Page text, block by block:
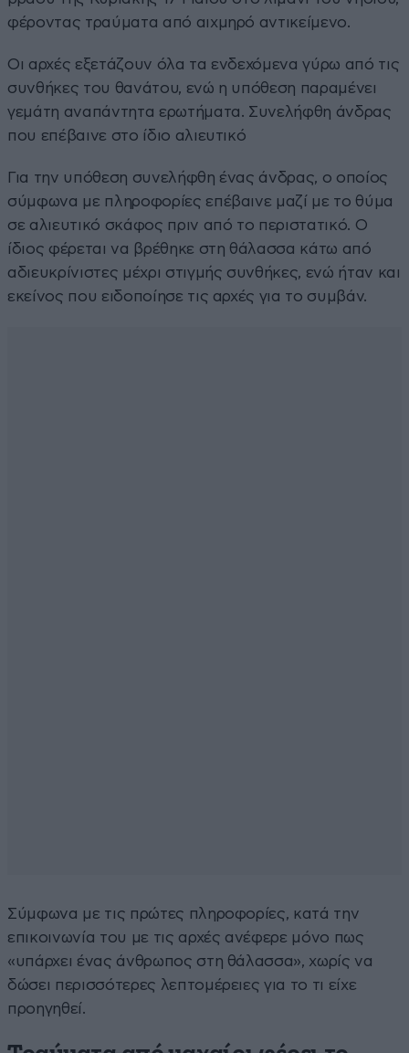
φέροντας τραύματα από αιχμηρό αντικείμενο.
Οι αρχές εξετάζουν όλα τα ενδεχόμενα γύρω από τις
συνθήκες του θανάτου, ενώ η υπόθεση παραμένει
γεμάτη αναπάντητα ερωτήματα. Συνελήφθη άνδρας
που επέβαινε στο ίδιο αλιευτικό
Για την υπόθεση συνελήφθη ένας άνδρας, ο οποίος
σύμφωνα με πληροφορίες επέβαινε μαζί με το θύμα
σε αλιευτικό σκάφος πριν από το περιστατικό. Ο
ίδιος φέρεται να βρέθηκε στη θάλασσα κάτω από
αδιευκρίνιστες μέχρι στιγμής συνθήκες, ενώ ήταν και
εκείνος που ειδοποίησε τις αρχές για το συμβάν.
Σύμφωνα με τις πρώτες πληροφορίες, κατά την
επικοινωνία του με τις αρχές ανέφερε μόνο πως
«υπάρχει ένας άνθρωπος στη θάλασσα», χωρίς να
δώσει περισσότερες λεπτομέρειες για το τι είχε
προηγηθεί.